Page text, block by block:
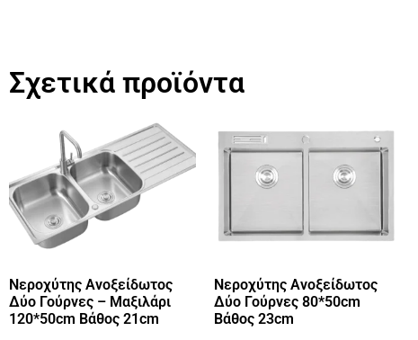
Σχετικά προϊόντα
Νεροχύτης Ανοξείδωτος
Δύο Γούρνες – Μαξιλάρι
120*50cm Βάθος 21cm
Νεροχύτης Ανοξείδωτος
Δύο Γούρνες 80*50cm
Βάθος 23cm